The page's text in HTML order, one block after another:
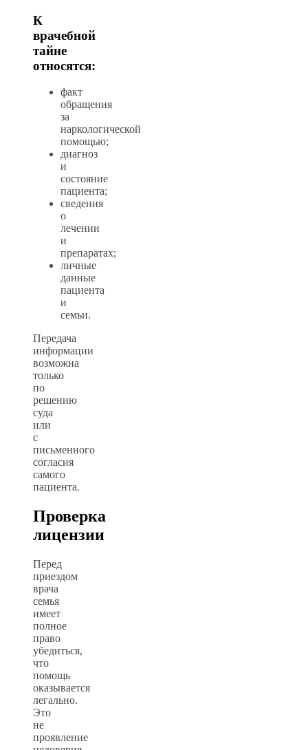
К
врачебной
тайне
относятся:
факт
обращения
за
наркологической
помощью;
диагноз
и
состояние
пациента;
сведения
о
лечении
и
препаратах;
личные
данные
пациента
и
семьи.
Передача
информации
возможна
только
по
решению
суда
или
с
письменного
согласия
самого
пациента.
Проверка
лицензии
Перед
приездом
врача
семья
имеет
полное
право
убедиться,
что
помощь
оказывается
легально.
Это
не
проявление